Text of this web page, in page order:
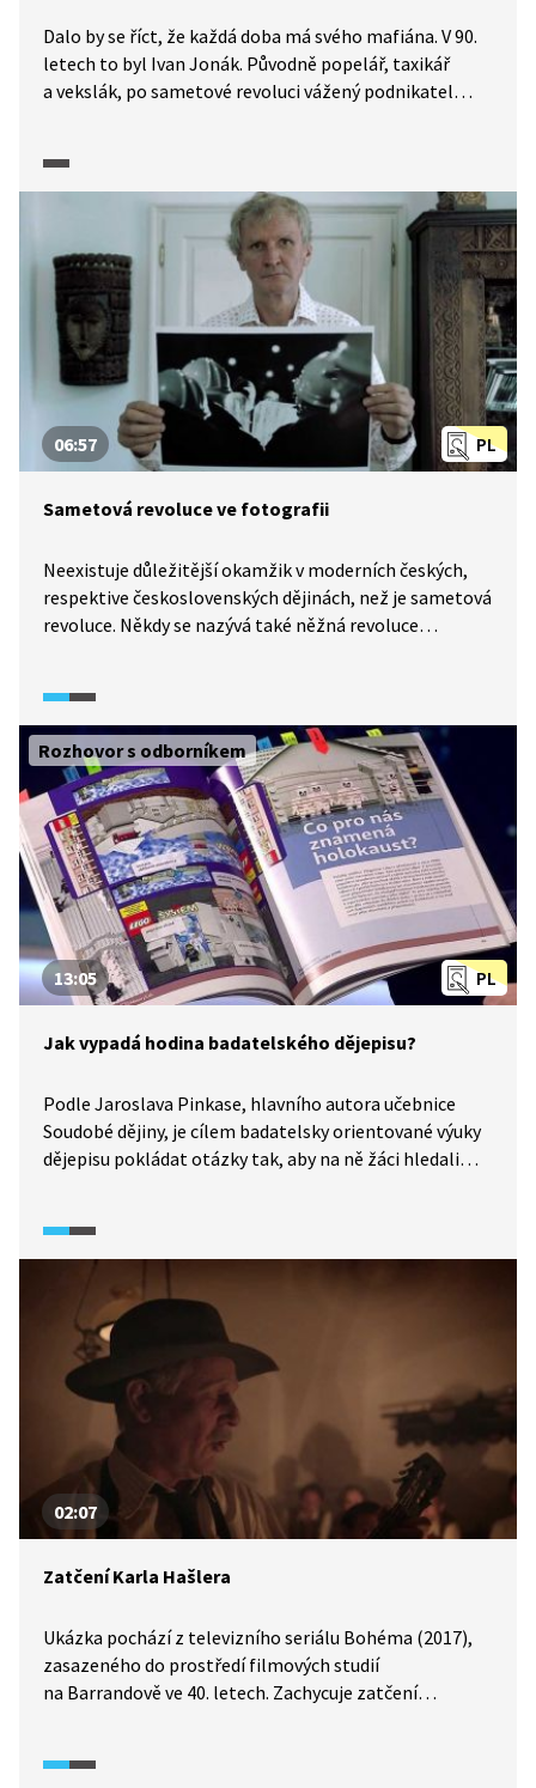
Dalo by se říct, že každá doba má svého mafiána. V 90.
letech to byl Ivan Jonák. Původně popelář, taxikář
a vekslák, po sametové revoluci vážený podnikatel
hvězdou a v jeho podniku se rádi ukazovali politici,
umělci a další slavné osobnosti. Byl opravdu
nebezpečným zločincem. Že je lepší držet se
od takového člověka dál? Určitě ano, přesto František
Ortmann zatoužil tohoto kmotra moderních českých
dějin vyfotografovat. I po letech je na něm vidět, že
to nebylo nic příjemného.
PL
06:57
Sametová revoluce ve fotografii
Neexistuje důležitější okamžik v moderních českých,
respektive československých dějinách, než je sametová
revoluce. Někdy se nazývá také něžná revoluce
vysokých škol. Sled událostí nakonec vedl k pádu
komunistického režimu a nastolení demokracie.
Připomeňme si nad fotografiemi Jana Šibíka onu dobu
i neuvěřitelnou atmosféru, která už se asi nikdy nebude
opakovat.
Rozhovor s odborníkem
PL
13:05
Jak vypadá hodina badatelského dějepisu?
Podle Jaroslava Pinkase, hlavního autora učebnice
Soudobé dějiny, je cílem badatelsky orientované výuky
dějepisu pokládat otázky tak, aby na ně žáci hledali
příběhu, ale aby si uvědomili pluralitu dějin. Protože
na dějiny neexistuje jen jeden pohled. Co je
to badatelská otázka? A proč jsou důležité
pro badatelskou metodu emoce? Podívejte se
na ukázku a poznamenejte si, s čím souhlasíte, s čím ne
a proč.
02:07
Zatčení Karla Hašlera
Ukázka pochází z televizního seriálu Bohéma (2017),
zasazeného do prostředí filmových studií
na Barrandově ve 40. letech. Zachycuje zatčení
byl zatčen za své protiněmecké chování, například